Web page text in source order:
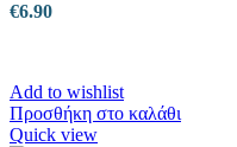
€6.90
Add to wishlist
Προσθήκη στο καλάθι
Quick view